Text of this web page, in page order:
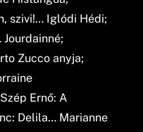
szivi!… Iglódi Hédi;
Zucco anyja;
Ernő: A
Delila… Marianne